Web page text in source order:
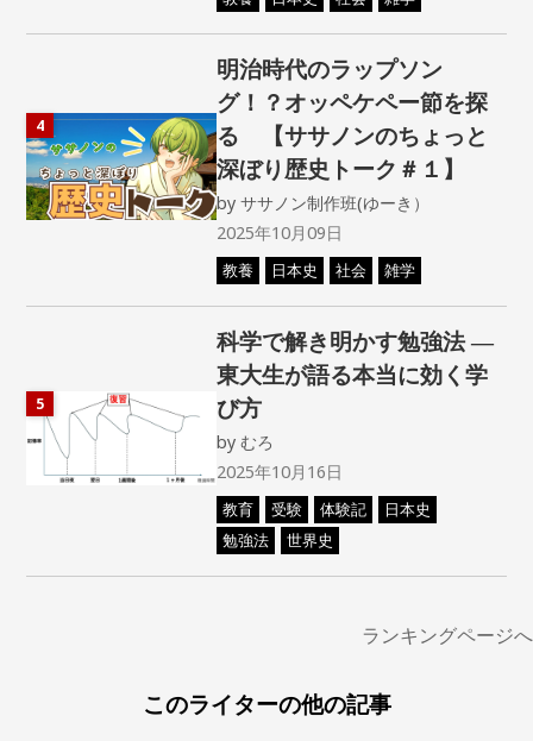
4
明治時代のラップソン
グ！？オッペケペー節を探
る 【ササノンのちょっと
深ぼり歴史トーク＃１】
byササノン制作班(ゆーき）
2025年10月09日
教養 日本史 社会 雑学
5
科学で解き明かす勉強法 ―
東大生が語る本当に効く学
び方
byむろ
2025年10月16日
教育 受験 体験記
日本史
勉強法
世界史
ランキングページへ
このライターの他の記事